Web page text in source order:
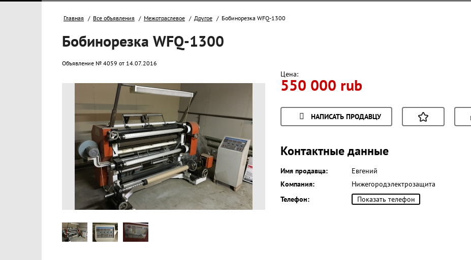
Главная Все объявления Межотраслевое Другое Бобинорезка WFQ-1300
Бобинорезка WFQ-1300
Объявление № 4059 от 14.07.2016
Цена:
550 000 rub
НАПИСАТЬ ПРОДАВЦУ
Контактные данные
Имя продавца:
Евгений
Компания:
Нижегородэлектрозащита
Телефон:
Показать телефон